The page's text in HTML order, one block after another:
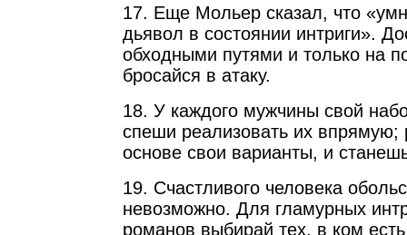
17. Еще Мольер сказал, что
дьявол в состоянии интриги».
обходными путями и только на
бросайся в атаку.
18. У каждого мужчины свой
спеши реализовать их впрямую;
основе свои варианты, и
19. Счастливого человека
невозможно. Для гламурных
романов выбирай тех, в ком